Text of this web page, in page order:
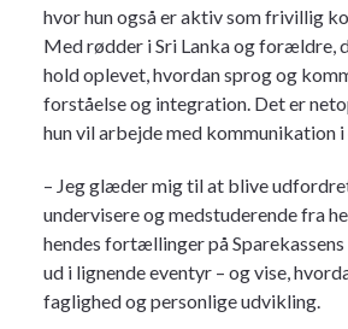
hvor hun også er aktiv som frivillig
Med rødder i Sri Lanka og
hold oplevet, hvordan sprog og
forståelse og integration. Det er
hun vil arbejde med kommunikation
– Jeg glæder mig til at blive
undervisere og medstuderende fra
hendes fortællinger på
ud i lignende eventyr – og vise,
faglighed og personlige udvikling.